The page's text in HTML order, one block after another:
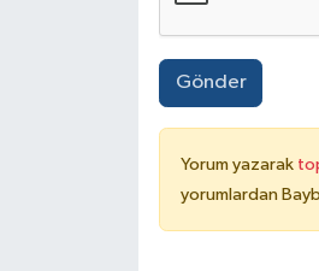
Gönder
Yorum yazarak
yorumlardan